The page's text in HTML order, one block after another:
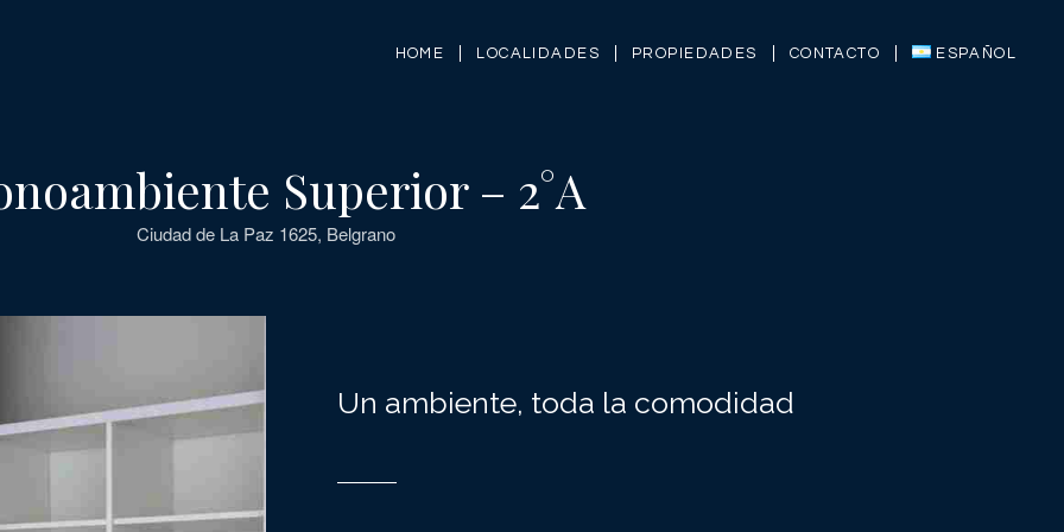
HOME LOCALIDADES PROPIEDADES CONTACTO ESPAÑOL
Superior – 2°A
Ciudad de La Paz 1625, Belgrano
Un ambiente, toda la comodidad